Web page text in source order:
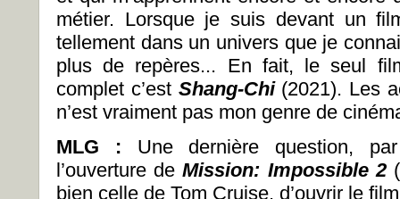
métier. Lorsque je suis devant un
tellement dans un univers que je
plus de repères... En fait, le seul
complet c’est Shang-Chi (2021). Les
n’est vraiment pas mon genre de
MLG : Une dernière question,
l’ouverture deMission: Impossible 2
bien celle de Tom Cruise, d’ouvrir le